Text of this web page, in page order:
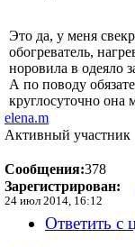
Это да, у меня
обогреватель,
норовила в одеяло
А по поводу
круглосуточно она
elena.m
Активный участник
Сообщения:378
Зарегистрирован:
24 июл 2014, 16:12
Ответить с